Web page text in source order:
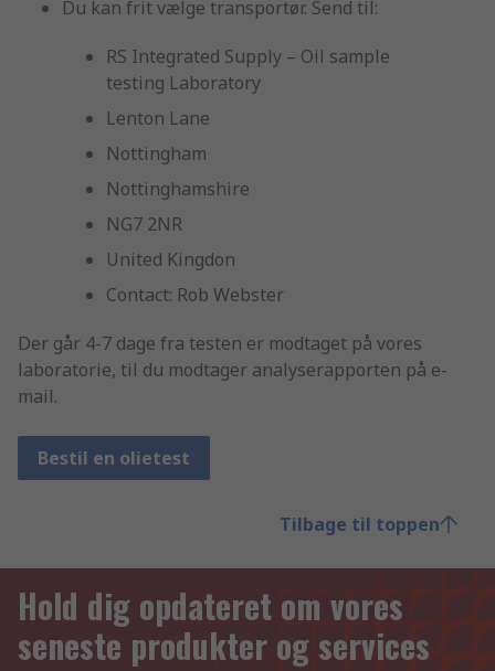
Du kan frit vælge transportør. Send til:
RS Integrated Supply – Oil sample
testing Laboratory
Lenton Lane
Nottingham
Nottinghamshire
NG7 2NR
United Kingdon
Contact: Rob Webster
Der går 4-7 dage fra testen er modtaget på vores
laboratorie, til du modtager analyserapporten på e-
mail.
Bestil en olietest
Tilbage til toppen
Hold dig opdateret om vores
seneste produkter og services